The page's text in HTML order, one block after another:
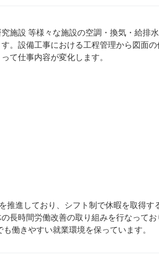
施設 等様々な施設の空調・換気・給排
。設備工事における工程管理から図面
て仕事内容が変化します。
推進しており、シフト制で休暇を取得す
長時間労働改善の取り組みを行なって
働きやすい就業環境を保っています。